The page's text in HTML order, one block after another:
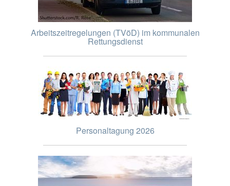
Arbeitszeitregelungen (TVöD) im kommunalen
Rettungsdienst
Personaltagung 2026